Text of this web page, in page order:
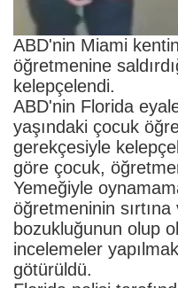
ABD'nin Miami
öğretmenine
kelepçelendi.
ABD'nin Florida
yaşındaki çocuk
gerekçesiyle
göre çocuk,
Yemeğiyle
öğretmeninin
bozukluğunun olup
incelemeler
götürüldü.